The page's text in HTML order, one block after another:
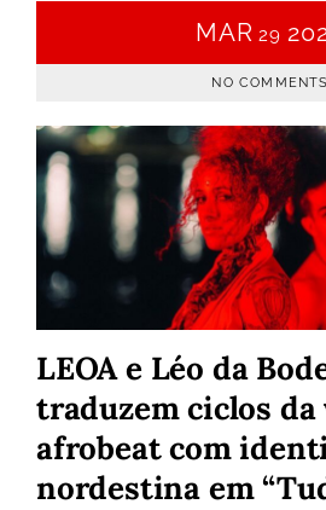
MAR 29
NO COMMENTS
LEOA e Léo da
traduzem ciclos da
afrobeat com
nordestina em